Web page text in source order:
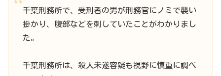
千葉刑務所で、受刑者の男が刑務官にノミで襲い
掛かり、腹部などを刺していたことがわかりまし
た。
千葉刑務所は、殺人未遂容疑も視野に慎重に調べ